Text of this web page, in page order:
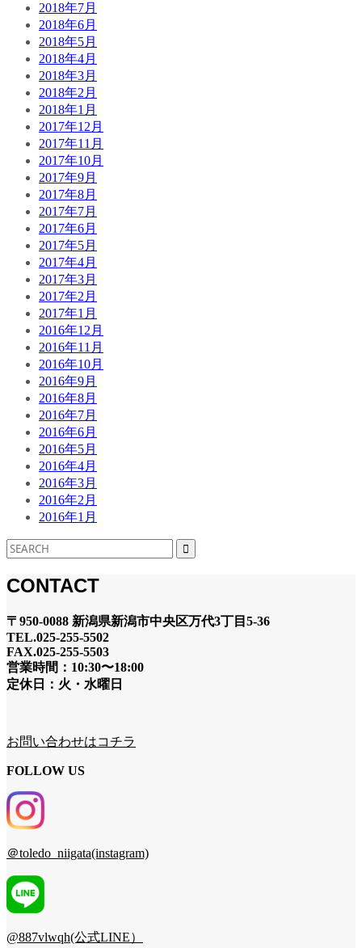
2018年7月
2018年6月
2018年5月
2018年4月
2018年3月
2018年2月
2018年1月
2017年12月
2017年11月
2017年10月
2017年9月
2017年8月
2017年7月
2017年6月
2017年5月
2017年4月
2017年3月
2017年2月
2017年1月
2016年12月
2016年11月
2016年10月
2016年9月
2016年8月
2016年7月
2016年6月
2016年5月
2016年4月
2016年3月
2016年2月
2016年1月
CONTACT
〒950-0088 新潟県新潟市中央区万代3丁目5-36
TEL.025-255-5502
FAX.025-255-5503
営業時間：10:30〜18:00
定休日：火・水曜日
お問い合わせはコチラ
FOLLOW US
＠toledo_niigata(instagram)
@887vlwqh(公式LINE）